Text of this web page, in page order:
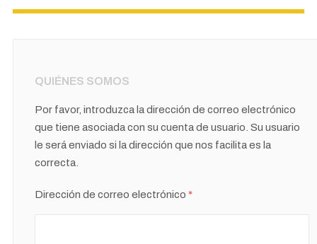
QUIÉNES SOMOS
Por favor, introduzca la dirección de correo electrónico
que tiene asociada con su cuenta de usuario. Su usuario
le será enviado si la dirección que nos facilita es la
correcta.
Dirección de correo electrónico *